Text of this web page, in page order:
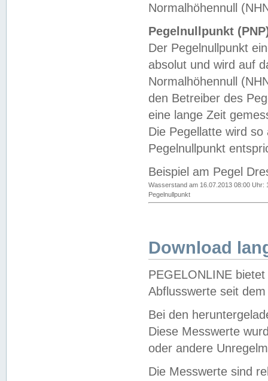
Normalhöhennull
Pegelnullpunkt
Der Pegelnullpunkt
absolut und wird auf
Normalhöhennull
den Betreiber des
eine lange Zeit
Die Pegellatte wird
Pegelnullpunkt
Beispiel am Pegel
Wasserstand am 16.07.2013 08:00 Uhr:
Pegelnullpunkt
Download
PEGELONLINE
Abflusswerte seit
Bei den
Diese Messwerte
oder andere
Die Messwerte sind